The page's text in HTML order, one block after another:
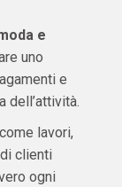
e
uno
e
dell’attività.
lavori,
clienti
ogni